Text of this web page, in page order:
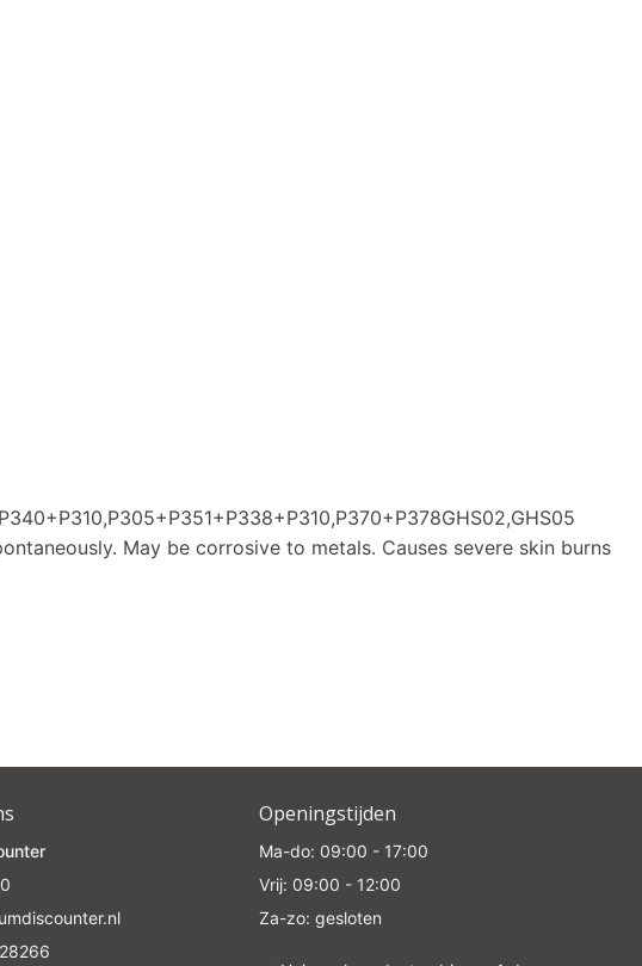
May be corrosive to metals. Causes severe skin burns
Openingstijden
Ma-do: 09:00 - 17:00
Vrij: 09:00 - 12:00
Za-zo: gesloten